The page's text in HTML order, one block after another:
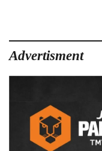
Advertisment